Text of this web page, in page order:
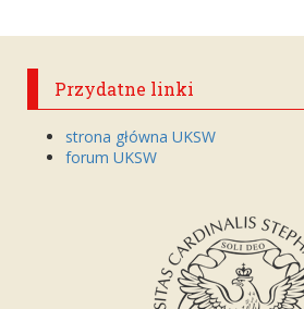
Przydatne linki
strona główna UKSW
forum UKSW